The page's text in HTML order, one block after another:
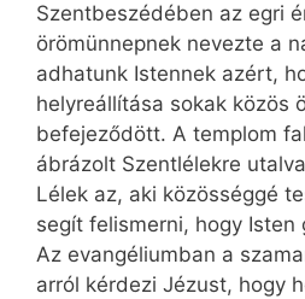
Szentbeszédében az egri
örömünnepnek nevezte a
adhatunk Istennek azért,
helyreállítása sokak közös
befejeződött. A templom
ábrázolt Szentlélekre
Lélek az, aki közösséggé
segít felismerni, hogy Isten
Az evangéliumban a
arról kérdezi Jézust, hogy